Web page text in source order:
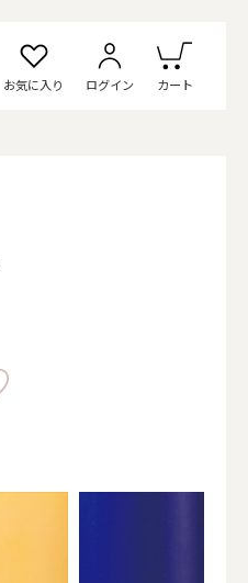
お気に入り ログイン カート